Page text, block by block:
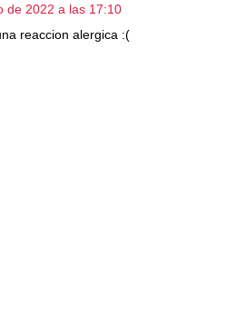
de 2022 a las 17:10
reaccion alergica :(